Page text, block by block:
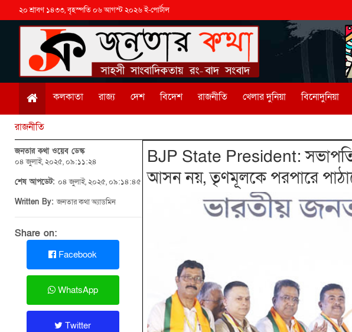
২০ শ্রাবণ ১৪৩৩, বৃহস্পতি ০৬ আগস্ট ২০২৬ ই-পোর্টাল
কলকাতা রাজ্য দেশ বিদেশ রাজনীতি খেলার দুনিয়া বিনোদুনিয়া
রাজনীতি
জনতার কথা ওয়েব ডেস্ক
০৪ জুলাই, ২০২৫, ০৯:১১:২৪
শেষ আপডেট: ০৪ জুলাই, ২০২৫, ০৯:১৪:৪৫
Written By:জনতার কথা অ্যাডমিন
Share on:
Facebook
WhatsApp
Twitter
BJP State President:
আসন নয়, তৃণমূলকে পরপারে